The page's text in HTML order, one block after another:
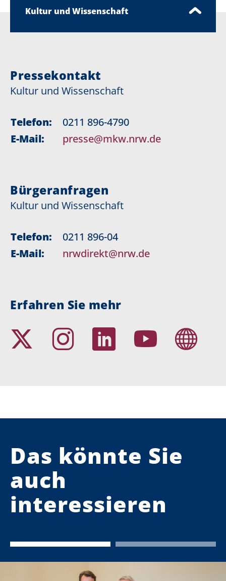
Kultur und Wissenschaft
Pressekontakt
Kultur und Wissenschaft
Telefon:
0211 896-4790
E-Mail:
presse@mkw.nrw.de
Bürgeranfragen
Kultur und Wissenschaft
Telefon:
0211 896-04
E-Mail:
nrwdirekt@nrw.de
Erfahren Sie mehr
Das könnte Sie
auch
interessieren